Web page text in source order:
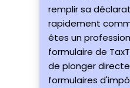
remplir sa
rapidement
êtes un
formulaire de
de plonger
formulaires